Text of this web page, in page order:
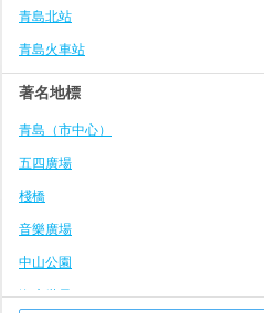
即墨古城/中心區域
臺東步行街/啤酒街
四方長途汽車站區/凱德廣場
八大關/第一海水浴場/中山公園
中聯自由港灣/游輪母港/德國風情街
城陽綜合商務區/農業大學
方特夢幻王國/紅島高新區
嶗山風景區
青島大學
青島北站
青島火車站
著名地標
青島（市中心）
五四廣場
棧橋
音樂廣場
中山公園
海底世界